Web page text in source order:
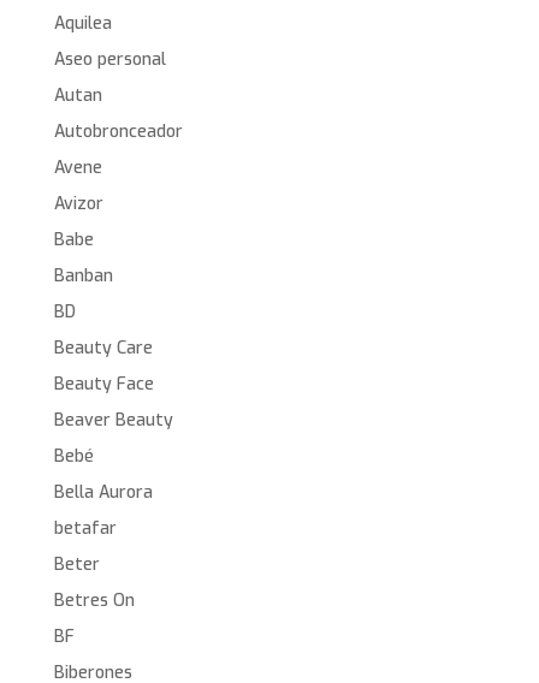
Aquilea
Aseo personal
Autan
Autobronceador
Avene
Avizor
Babe
Banban
BD
Beauty Care
Beauty Face
Beaver Beauty
Bebé
Bella Aurora
betafar
Beter
Betres On
BF
Biberones